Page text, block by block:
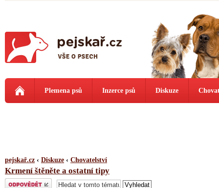
Plemena psů Inzerce psů Diskuze
pejskař.cz ‹ Diskuze ‹ Chovatelství
Krmení štěněte a ostatní tipy
Odeslat odpověď